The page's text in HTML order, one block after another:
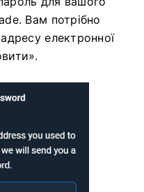
Вам потрібно
електронної